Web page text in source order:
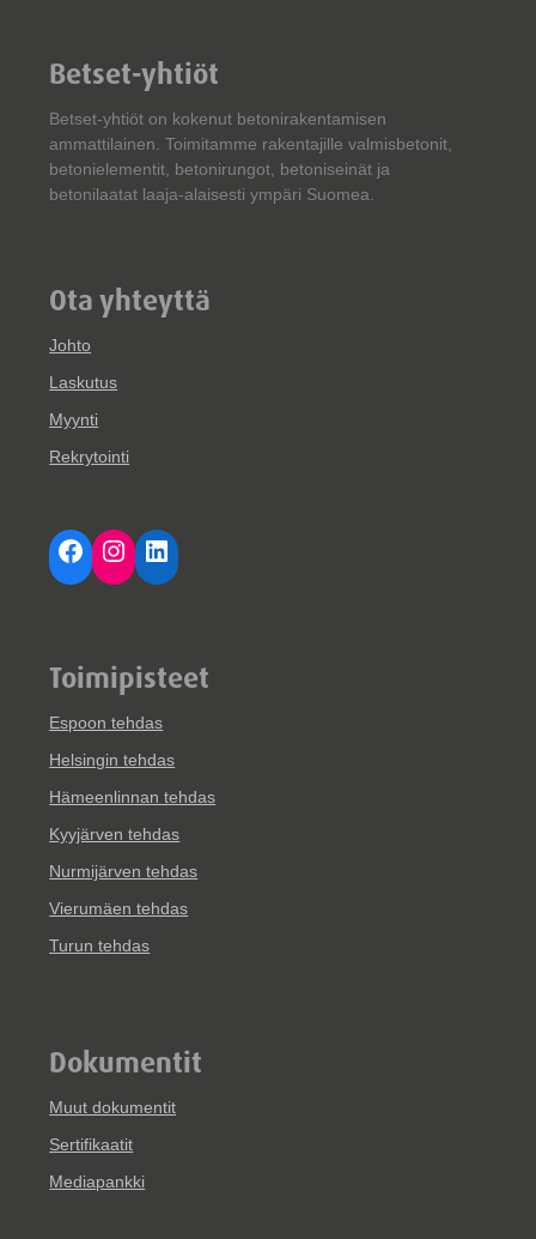
Betset-yhtiöt
Betset-yhtiöt on kokenut betonirakentamisen
ammattilainen. Toimitamme rakentajille valmisbetonit,
betonielementit, betonirungot, betoniseinät ja
betonilaatat laaja-alaisesti ympäri Suomea.
Ota yhteyttä
Johto
Laskutus
Myynti
Rekrytointi
Facebook
Instagram
LinkedIn
Toimipisteet
Espoon tehdas
Helsingin tehdas
Hämeenlinnan tehdas
Kyyjärven tehdas
Nurmijärven tehdas
Vierumäen tehdas
Turun tehdas
Dokumentit
Muut dokumentit
Sertifikaatit
Mediapankki